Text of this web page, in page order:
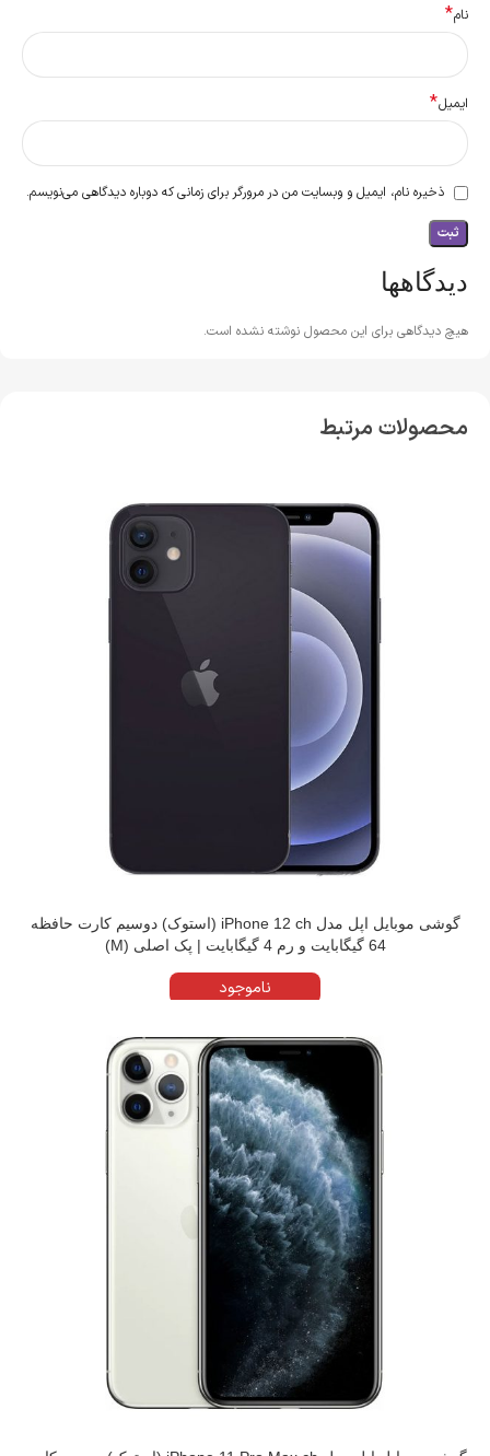
دیدگاهها
هیچ دیدگاهی برای این محصول نوشته نشده است.
نام*
ایمیل*
ذخیره نام، ایمیل و وبسایت من در مرورگر برای زمانی که دوباره دیدگاهی می‌نویسم.
محصولات مرتبط
گوشی موبایل اپل مدل iPhone 12 ch (استوک) دوسیم کارت حافظه
64 گیگابایت و رم 4 گیگابایت | پک اصلی (M)
ناموجود